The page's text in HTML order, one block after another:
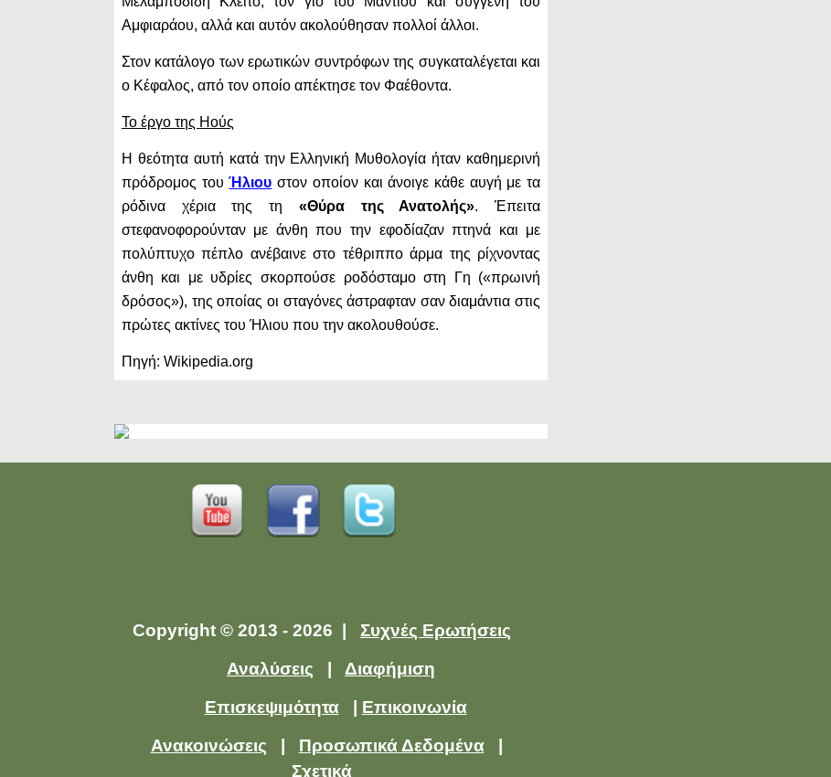
Αμφιαράου, αλλά και αυτόν ακολούθησαν πολλοί άλλοι.
Στον κατάλογο των ερωτικών συντρόφων της συγκαταλέγεται και
ο Κέφαλος, από τον οποίο απέκτησε τον Φαέθοντα.
Το έργο της Ηούς
Η θεότητα αυτή κατά την Ελληνική Μυθολογία ήταν καθημερινή
πρόδρομος τουΉλιου στον οποίον και άνοιγε κάθε αυγή με τα
ρόδινα χέρια της τη «Θύρα της Ανατολής». Έπειτα
στεφανοφορούνταν με άνθη που την εφοδίαζαν πτηνά και με
πολύπτυχο πέπλο ανέβαινε στο τέθριππο άρμα της ρίχνοντας
άνθη και με υδρίες σκορπούσε ροδόσταμο στη Γη («πρωινή
δρόσος»), της οποίας οι σταγόνες άστραφταν σαν διαμάντια στις
πρώτες ακτίνες του Ήλιου που την ακολουθούσε.
Πηγή: Wikipedia.org
Copyright © 2013 - 2026 | Συχνές Ερωτήσεις
Αναλύσεις
Διαφήμιση
Επισκεψιμότητα| Επικοινωνία
Ανακοινώσεις
Προσωπικά Δεδομένα|
Σχετικά